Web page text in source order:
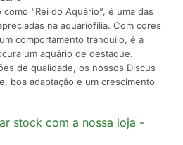
“Rei do Aquário”, é uma das
na aquariofilia. Com cores
comportamento tranquilo, é a
um aquário de destaque.
de qualidade, os nossos Discus
boa adaptação e um crescimento
stock com a nossa loja -